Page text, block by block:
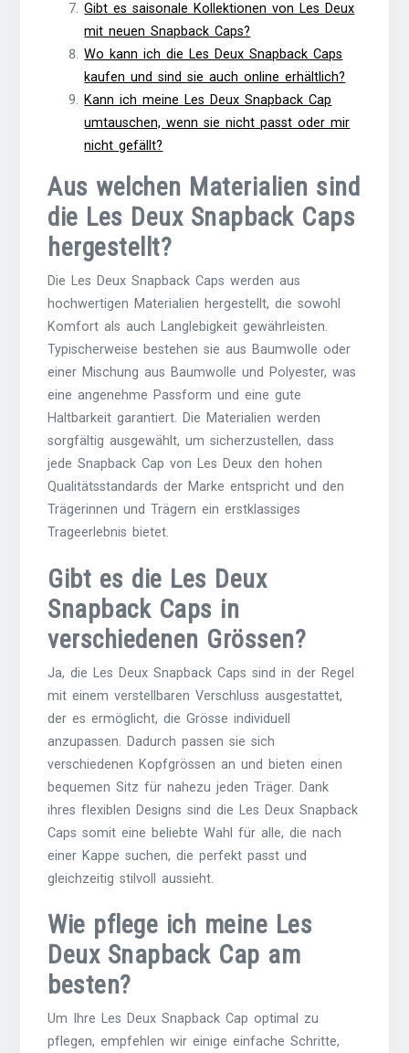
Gibt es saisonale Kollektionen von Les Deux
mit neuen Snapback Caps?
Wo kann ich die Les Deux Snapback Caps
kaufen und sind sie auch online erhältlich?
Kann ich meine Les Deux Snapback Cap
umtauschen, wenn sie nicht passt oder mir
nicht gefällt?
Aus welchen Materialien sind
die Les Deux Snapback Caps
hergestellt?
Die Les Deux Snapback Caps werden aus
hochwertigen Materialien hergestellt, die sowohl
Komfort als auch Langlebigkeit gewährleisten.
Typischerweise bestehen sie aus Baumwolle oder
einer Mischung aus Baumwolle und Polyester, was
eine angenehme Passform und eine gute
Haltbarkeit garantiert. Die Materialien werden
sorgfältig ausgewählt, um sicherzustellen, dass
jede Snapback Cap von Les Deux den hohen
Qualitätsstandards der Marke entspricht und den
Trägerinnen und Trägern ein erstklassiges
Trageerlebnis bietet.
Gibt es die Les Deux
Snapback Caps in
verschiedenen Grössen?
Ja, die Les Deux Snapback Caps sind in der Regel
mit einem verstellbaren Verschluss ausgestattet,
der es ermöglicht, die Grösse individuell
anzupassen. Dadurch passen sie sich
verschiedenen Kopfgrössen an und bieten einen
bequemen Sitz für nahezu jeden Träger. Dank
ihres flexiblen Designs sind die Les Deux Snapback
Caps somit eine beliebte Wahl für alle, die nach
einer Kappe suchen, die perfekt passt und
gleichzeitig stilvoll aussieht.
Wie pflege ich meine Les
Deux Snapback Cap am
besten?
Um Ihre Les Deux Snapback Cap optimal zu
pflegen, empfehlen wir einige einfache Schritte,